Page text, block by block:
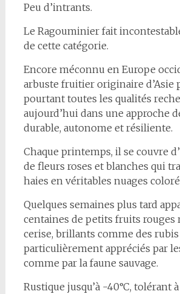
Peu d’intrants.
Le Ragouminier fait
de cette catégorie.
Encore méconnu en Europe
arbuste fruitier originaire d’Asie
pourtant toutes les qualités
aujourd’hui dans une approche
durable, autonome et résiliente.
Chaque printemps, il se couvre
de fleurs roses et blanches qui
haies en véritables nuages
Quelques semaines plus tard
centaines de petits fruits rouges
cerise, brillants comme des
particulièrement appréciés par
comme par la faune sauvage.
Rustique jusqu’à -40°C, tolérant